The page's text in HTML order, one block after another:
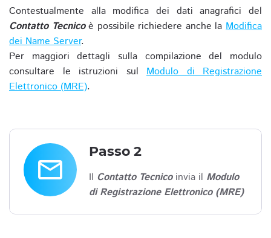
Contestualmente alla modifica dei dati anagrafici del
Contatto Tecnicoè possibile richiedere anche laModifica
dei Name Server.
Per maggiori dettagli sulla compilazione del modulo
consultare le istruzioni sul Modulo di Registrazione
Elettronico (MRE).
email
Passo 2
Il Contatto Tecnicoinvia il Modulo
di Registrazione Elettronico (MRE)